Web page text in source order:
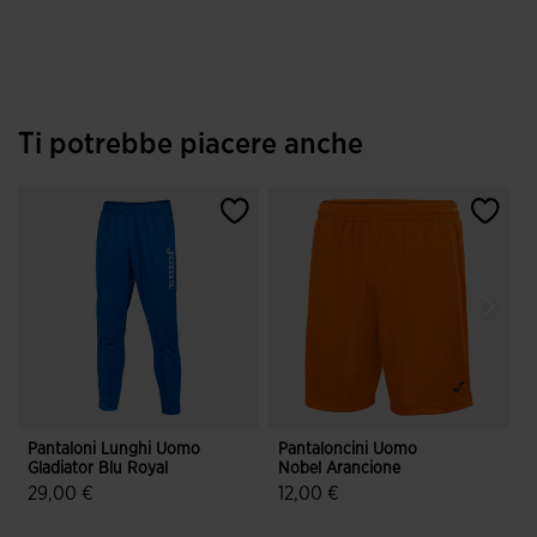
Ti potrebbe piacere anche
Pantaloni Lunghi Uomo
Gladiator Blu Royal
29,00 €
Pantaloncini Uomo
Nobel Arancione
12,00 €